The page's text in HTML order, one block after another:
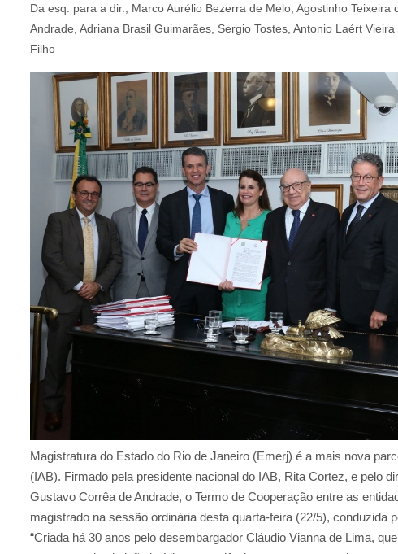
Da esq. para a dir., Marco Aurélio Bezerra de Melo, Agostinho
Andrade, Adriana Brasil Guimarães, Sergio Tostes, Antonio Laért
Filho
Magistratura do Estado do Rio de Janeiro (Emerj) é a mais nova
(IAB). Firmado pela presidente nacional do IAB, Rita Cortez, e pelo
Gustavo Corrêa de Andrade, o Termo de Cooperação entre as
magistrado na sessão ordinária desta quarta-feira (22/5), conduzida
“Criada há 30 anos pelo desembargador Cláudio Vianna de Lima,